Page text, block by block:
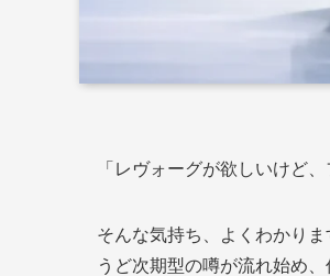
「レヴォーグが欲しいけど
そんな気持ち、よくわかり
うど次期型の噂が流れ始め